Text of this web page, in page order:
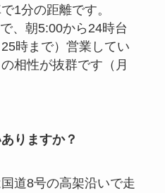
1分の距離です。
、朝5:00から24時台
時まで）営業してい
相性が抜群です（月
りますか？
道8号の高架沿いで走